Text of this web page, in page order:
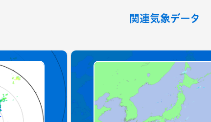
関連気象データ